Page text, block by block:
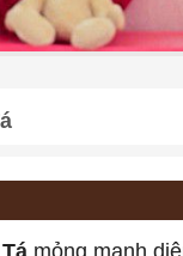
mỏng manh